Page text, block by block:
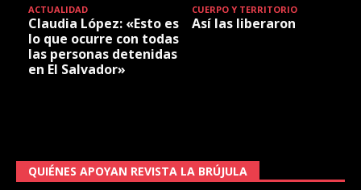
ACTUALIDAD
Claudia López: «Esto es
lo que ocurre con todas
las personas detenidas
en El Salvador»
CUERPO Y TERRITORIO
Así las liberaron
QUIÉNES APOYAN REVISTA LA BRÚJULA